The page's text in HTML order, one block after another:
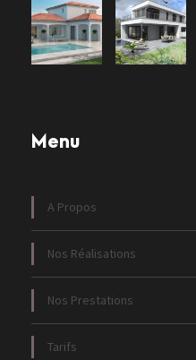
Menu
A Propos
Nos Réalisations
Nos Prestations
Tarifs